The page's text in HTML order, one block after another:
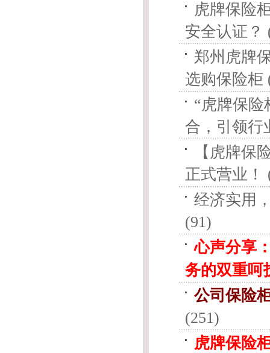
虎牌保险
安全认证？
郑州虎牌
选购保险柜
“虎牌保
合，引领行
【虎牌保
正式营业！
经济实用
(91)
心声分享
务的双重呵
公司保险
(251)
虎牌保险